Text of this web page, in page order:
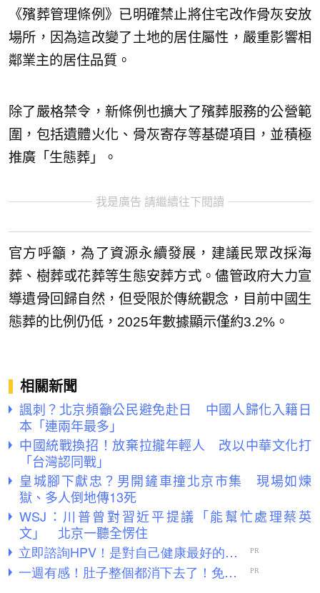
《殯葬管理條例》已明確禁止將住宅改作骨灰安放
場所，因為這改變了土地的居住屬性，嚴重影響相
鄰業主的居住品質。
除了嚴格禁令，新條例也擴大了殯葬服務的公營範
圍，包括遺體火化、骨灰寄存等基礎項目，並積極
推廣「生態葬」。
我是廣告 請繼續往下閱讀
官方呼籲，為了資源永續發展，建議民眾改採海
葬、樹葬或花葬等生態安葬方式。儘管政府大力宣
導遺骨回歸自然，但受限於傳統觀念，目前中國生
態葬的比例仍低，2025年數據顯示僅約3.2%。
相關新聞
諷刺？北京頻籲公民避免赴日 中國人歸化入籍日
本「連兩年最多」
中國統戰換招！放棄拉攏年輕人 改以中華文化打
「台灣認同戰」
皇城腳下獻忠？男開鏟車撞北京市集 現場如煉
獄、多人倒地傳13死
WSJ：川普曾對習近平提議「能幫忙處理蔡英
文」 北京一聽全愣住